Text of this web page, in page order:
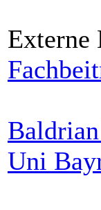
Externe
Uni